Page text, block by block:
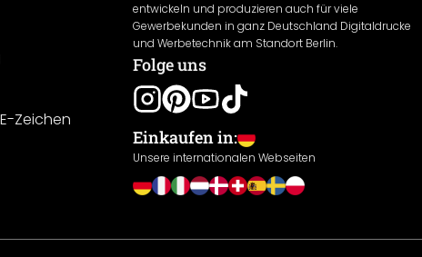
Zeichen
entwickeln und produzieren auch für viele
Gewerbekunden in ganz Deutschland Digitaldrucke
und Werbetechnik am Standort Berlin.
Folge uns
Einkaufen in:
Unsere internationalen Webseiten